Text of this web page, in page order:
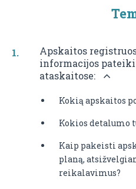
Apskaitos
informacijos
ataskaitose:
Kokią apskaitos
Kokios detalumo
Kaip pakeisti
planą,
reikalavimus?